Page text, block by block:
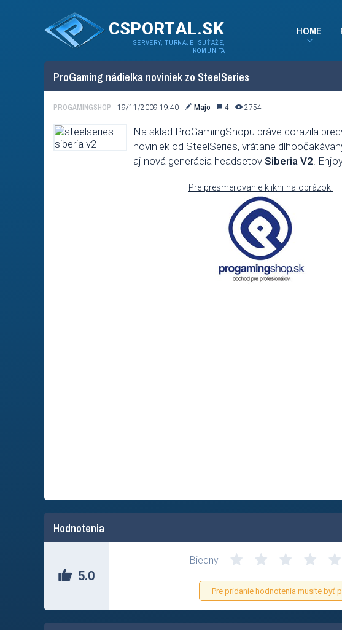
CSPORTAL.SK
SERVERY, TURNAJE, SÚŤAŽE,
KOMUNITA
HOME
ProGaming nádielka noviniek zo SteelSeries
PROGAMINGSHOP 19/11/2009 19:40 Majo 4 2754
Na sklad ProGamingShopu práve dorazila
noviniek od SteelSeries, vrátane
aj nová generácia headsetov Siberia V2.
Pre presmerovanie klikni na obrázok:
Hodnotenia
5.0
Biedny
Pre pridanie hodnotenia musíte byť